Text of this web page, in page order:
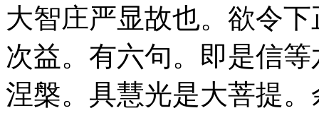
大智庄严显故也。欲令
次益。有六句。即是信
涅槃。具慧光是大菩提